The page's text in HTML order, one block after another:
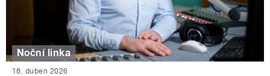
Noční linka
18. duben 2026